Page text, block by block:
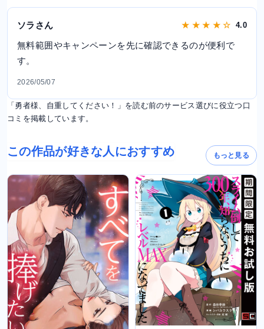
ソラさん ★ ★ ★ ★ ☆ 4.0
無料範囲やキャンペーンを先に確認できるのが便利で
す。
2026/05/07
「勇者様、自重してください！」を読む前のサービス選びに役立つ口
コミを掲載しています。
この作品が好きな人におすすめ もっと見る